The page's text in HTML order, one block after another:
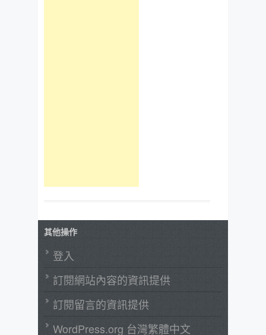
其他操作
登入
訂閱網站內容的資訊提供
訂閱留言的資訊提供
WordPress.org 台灣繁體中文